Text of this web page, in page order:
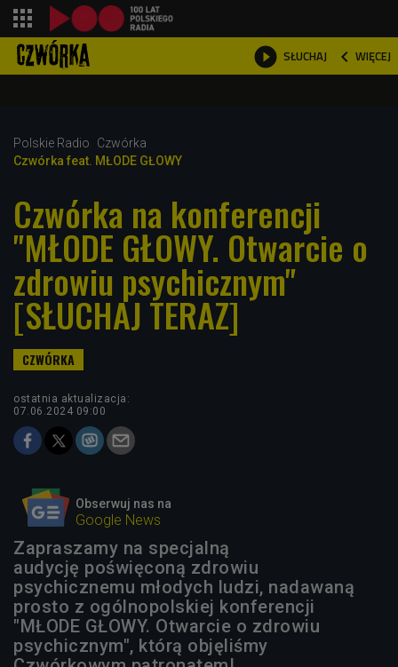
 SŁUCHAJ  WIĘCEJ

Polskie Radio
Czwórka
Czwórka feat. MŁODE GŁOWY
Czwórka na konferencji
"MŁODE GŁOWY. Otwarcie o
zdrowiu psychicznym"
[SŁUCHAJ TERAZ]
ostatnia aktualizacja:
07.06.2024 09:00
Obserwuj nas na
Google News
Zapraszamy na specjalną
audycję poświęconą zdrowiu
psychicznemu młodych ludzi, nadawaną
prosto z ogólnopolskiej konferencji
"MŁODE GŁOWY. Otwarcie o zdrowiu
psychicznym", którą objęliśmy